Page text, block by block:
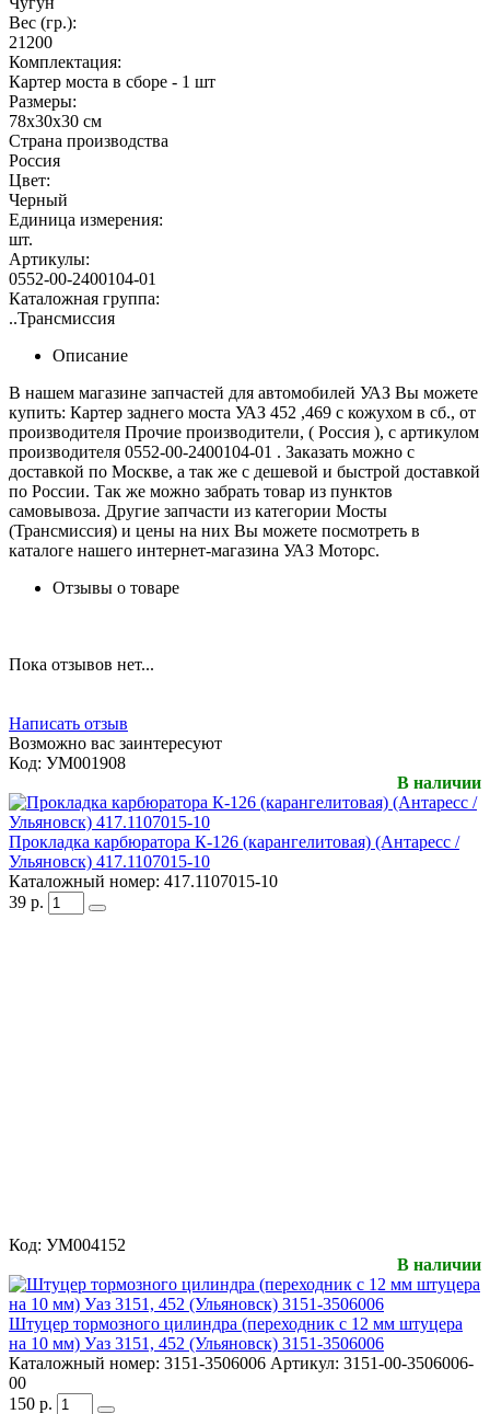
Вес (гр.):
21200
Комплектация:
Картер моста в сборе - 1 шт
Размеры:
78х30х30 см
Страна производства
Россия
Цвет:
Черный
Единица измерения:
шт.
Артикулы:
0552-00-2400104-01
Каталожная группа:
..Трансмиссия
Описание
В нашем магазине запчастей для автомобилей УАЗ Вы можете
купить: Картер заднего моста УАЗ 452 ,469 с кожухом в сб., от
производителя Прочие производители, ( Россия ), с артикулом
производителя 0552-00-2400104-01 . Заказать можно с
доставкой по Москве, а так же с дешевой и быстрой доставкой
по России. Так же можно забрать товар из пунктов
самовывоза. Другие запчасти из категории Мосты
(Трансмиссия) и цены на них Вы можете посмотреть в
каталоге нашего интернет-магазина УАЗ Моторс.
Отзывы о товаре
Пока отзывов нет...
Написать отзыв
Возможно вас заинтересуют
Код: УМ001908
В наличии
Прокладка карбюратора К-126 (карангелитовая) (Антаресс /
Ульяновск) 417.1107015-10
Каталожный номер: 417.1107015-10
39 р.
Код: УМ004152
В наличии
Штуцер тормозного цилиндра (переходник с 12 мм штуцера
на 10 мм) Уаз 3151, 452 (Ульяновск) 3151-3506006
Каталожный номер: 3151-3506006 Артикул: 3151-00-3506006-
00
150 р.